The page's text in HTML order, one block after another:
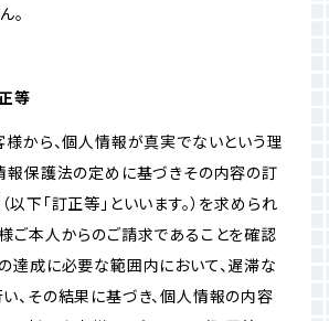
。
等
様から、個人情報が真実でないという理
報保護法の定めに基づきその内容の訂
以下「訂正等」といいます。）を求められ
ご本人からのご請求であることを確認
達成に必要な範囲内において、遅滞な
、その結果に基づき、個人情報の内容